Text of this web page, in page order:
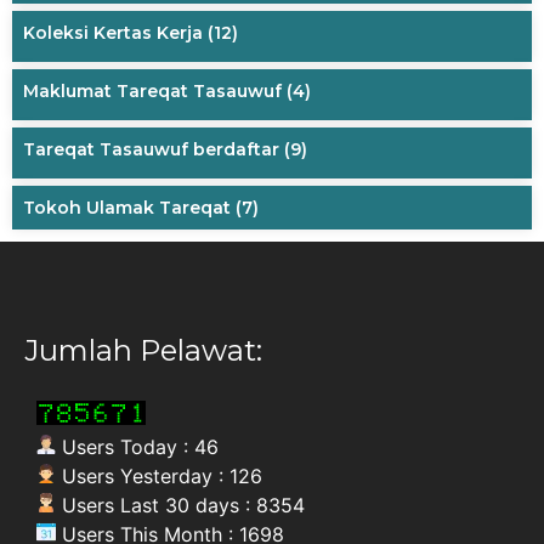
Koleksi Kertas Kerja (12)
Maklumat Tareqat Tasauwuf(4)
Tareqat Tasauwuf berdaftar (9)
Tokoh Ulamak Tareqat (7)
Jumlah Pelawat:
Users Today : 46
Users Yesterday : 126
Users Last 30 days : 8354
Users This Month : 1698